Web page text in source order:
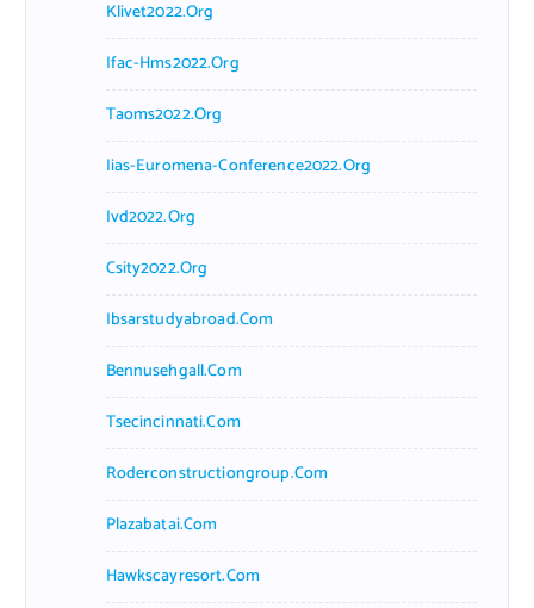
Klivet2022.org
Ifac-Hms2022.org
Taoms2022.org
Iias-Euromena-Conference2022.org
Ivd2022.org
Csity2022.org
Ibsarstudyabroad.com
Bennusehgall.com
Tsecincinnati.com
Roderconstructiongroup.com
Plazabatai.com
Hawkscayresort.com